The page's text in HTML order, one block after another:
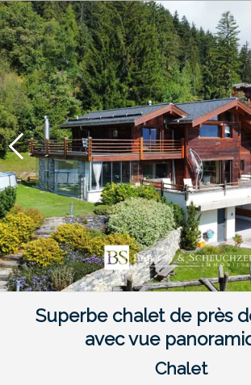
Superbe chalet de près
avec vue
Chalet